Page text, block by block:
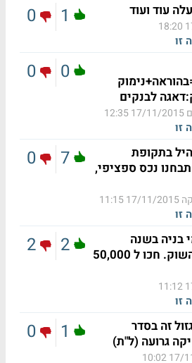
עוד ועוד
זו
1
0
לבנקים
17/11/2015 12:35
זו
0
0
בתקופת
נכס ספציפי,
17/11/2015 11:15
זו
7
0
סיומי בניה בשנה
מציפים את השוק. חכו ל 50,000
זו
2
2
זה בסדר
גרועה (ל"ת)
17/11/
1
0